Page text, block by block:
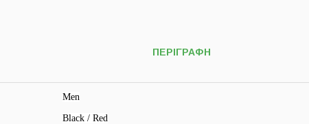
ΠΕΡΙΓΡΑΦΗ
Men
Black / Red